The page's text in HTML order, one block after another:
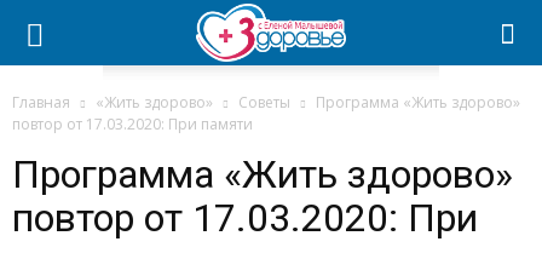
Главная «Жить здорово» Советы
Программа «Жить здорово»
повтор от 17.03.2020: При памяти
Программа «Жить здорово»
повтор от 17.03.2020: При